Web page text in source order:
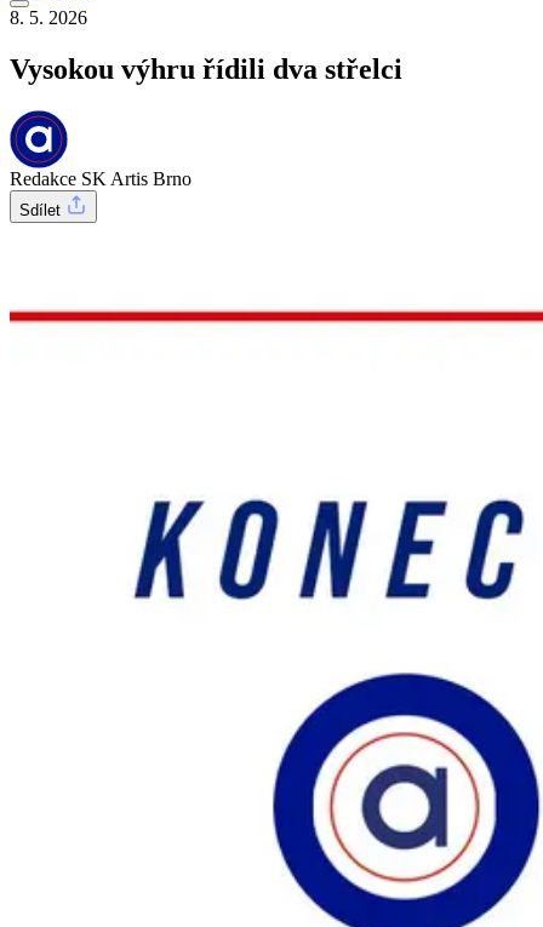
8. 5. 2026
Vysokou výhru řídili dva střelci
Redakce SK Artis Brno
Sdílet